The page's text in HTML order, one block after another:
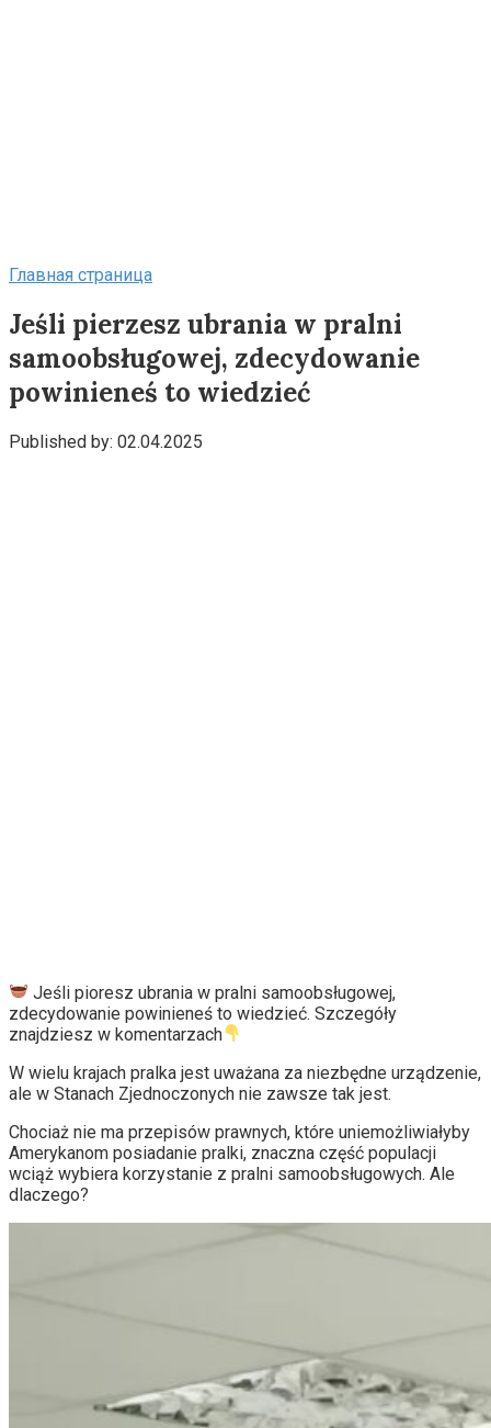
Главная страница
Jeśli pierzesz ubrania w pralni
samoobsługowej, zdecydowanie
powinieneś to wiedzieć
Published by: 02.04.2025
Jeśli pioresz ubrania w pralni samoobsługowej,
zdecydowanie powinieneś to wiedzieć. Szczegóły
znajdziesz w komentarzach
W wielu krajach pralka jest uważana za niezbędne urządzenie,
ale w Stanach Zjednoczonych nie zawsze tak jest.
Chociaż nie ma przepisów prawnych, które uniemożliwiałyby
Amerykanom posiadanie pralki, znaczna część populacji
wciąż wybiera korzystanie z pralni samoobsługowych. Ale
dlaczego?